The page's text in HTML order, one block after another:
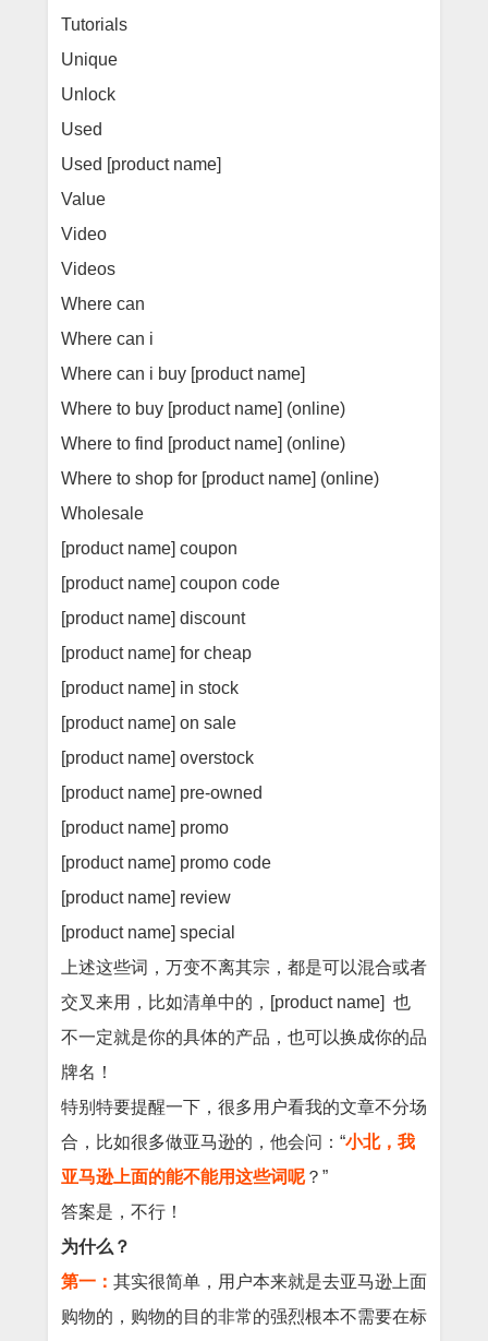
Tutorials
Unique
Unlock
Used
Used [product name]
Value
Video
Videos
Where can
Where can i
Where can i buy [product name]
Where to buy [product name] (online)
Where to find [product name] (online)
Where to shop for [product name] (online)
Wholesale
[product name] coupon
[product name] coupon code
[product name] discount
[product name] for cheap
[product name] in stock
[product name] on sale
[product name] overstock
[product name] pre-owned
[product name] promo
[product name] promo code
[product name] review
[product name] special
上述这些词，万变不离其宗，都是可以混合或者
交叉来用，比如清单中的，[product name] 也
不一定就是你的具体的产品，也可以换成你的品
牌名！
特别特要提醒一下，很多用户看我的文章不分场
合，比如很多做亚马逊的，他会问：“小北，我
亚马逊上面的能不能用这些词呢？”
答案是，不行！
为什么？
第一： 其实很简单，用户本来就是去亚马逊上面
购物的，购物的目的非常的强烈根本不需要在标